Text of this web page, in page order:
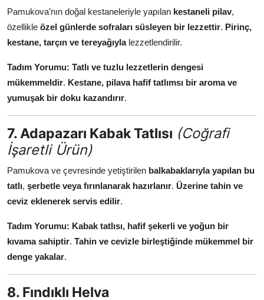
Pamukova’nın doğal kestaneleriyle yapılan kestaneli pilav,
özellikle özel günlerde sofraları süsleyen bir lezzettir. Pirinç,
kestane, tarçın ve tereyağıylalezzetlendirilir.
Tadım Yorumu: Tatlı ve tuzlu lezzetlerin dengesi
mükemmeldir. Kestane, pilava hafif tatlımsı bir aroma ve
yumuşak bir doku kazandırır.
7. Adapazarı Kabak Tatlısı (Coğrafi
İşaretli Ürün)
Pamukova ve çevresinde yetiştirilen balkabaklarıyla yapılan bu
tatlı, şerbetle veya fırınlanarak hazırlanır. Üzerine tahin ve
ceviz eklenerek servis edilir.
Tadım Yorumu: Kabak tatlısı, hafif şekerli ve yoğun bir
kıvama sahiptir. Tahin ve cevizle birleştiğinde mükemmel bir
denge yakalar.
8. Fındıklı Helva